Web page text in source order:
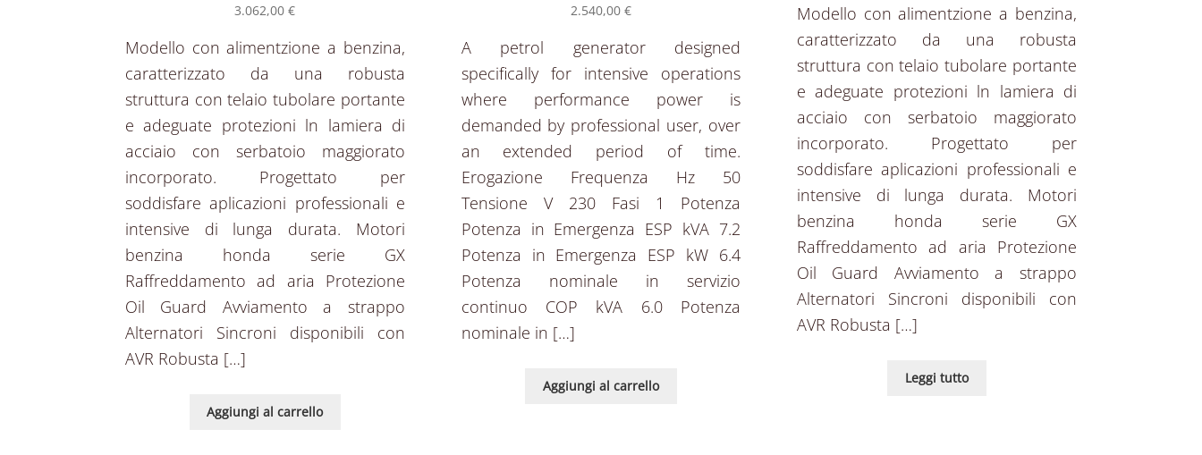
3.062,00€
Modello con alimentzione a benzina,
caratterizzato da una robusta
struttura con telaio tubolare portante
e adeguate protezioni ln lamiera di
acciaio con serbatoio maggiorato
incorporato. Progettato per
soddisfare aplicazioni professionali e
intensive di lunga durata. Motori
benzina honda serie GX
Raffreddamento ad aria Protezione
Oil Guard Avviamento a strappo
Alternatori Sincroni disponibili con
AVR Robusta […]
Aggiungi al carrello
2.540,00 €
A petrol generator designed
specifically for intensive operations
where performance power is
demanded by professional user, over
an extended period of time.
Erogazione Frequenza Hz 50
Tensione V 230 Fasi 1 Potenza
Potenza in Emergenza ESP kVA 7.2
Potenza in Emergenza ESP kW 6.4
Potenza nominale in servizio
continuo COP kVA 6.0 Potenza
nominale in […]
Aggiungi al carrello
Modello con alimentzione a benzina,
caratterizzato da una robusta
struttura con telaio tubolare portante
e adeguate protezioni ln lamiera di
acciaio con serbatoio maggiorato
incorporato. Progettato per
soddisfare aplicazioni professionali e
intensive di lunga durata. Motori
benzina honda serie GX
Raffreddamento ad aria Protezione
Oil Guard Avviamento a strappo
Alternatori Sincroni disponibili con
AVR Robusta […]
Leggi tutto